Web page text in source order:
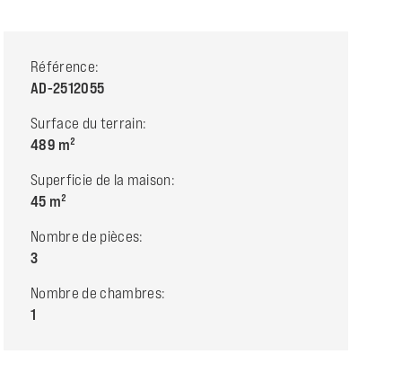
Référence:
AD-2512055
Surface du terrain:
489
Superficie de la maison:
45
Nombre de pièces:
3
Nombre de chambres:
1